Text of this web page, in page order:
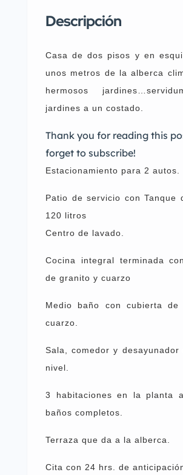
Descripción
Casa de dos pisos y en
unos metros de la alberca
hermosos
jardines a un costado.
Thank you for reading this
forget to subscribe!
Estacionamiento para 2 autos.
Patio de servicio con Tanque
120 litros
Centro de lavado.
Cocina integral terminada
de granito y cuarzo
Medio baño con cubierta
cuarzo.
Sala, comedor y desayunador
nivel.
3 habitaciones en la planta
baños completos.
Terraza que da a la alberca.
Cita con 24 hrs. de